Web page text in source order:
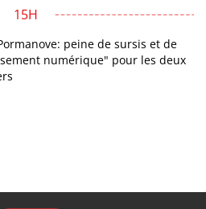
15H
peine de sursis et de
numérique" pour les deux